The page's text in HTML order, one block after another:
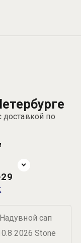
доставкой по
Надувной сап
2026 Stone